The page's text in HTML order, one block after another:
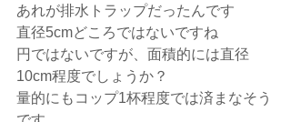
あれが排水トラップだったんです
直径5cmどころではないですね
円ではないですが、面積的には直径
10cm程度でしょうか？
量的にもコップ1杯程度では済まなそう